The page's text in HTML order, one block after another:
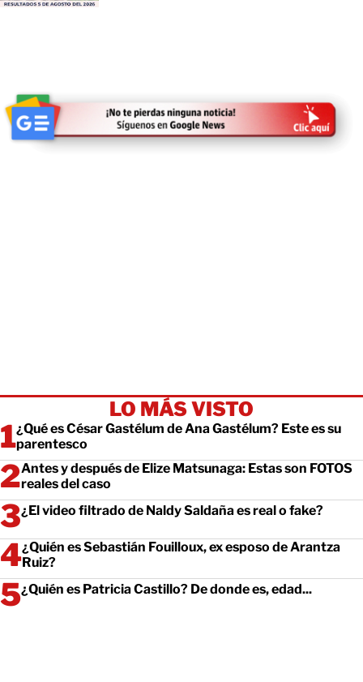
LO MÁS VISTO
¿Qué es César Gastélum de Ana Gastélum? Este es su
parentesco
Antes y después de Elize Matsunaga: Estas son FOTOS
reales del caso
¿El video filtrado de Naldy Saldaña es real o fake?
¿Quién es Sebastián Fouilloux, ex esposo de Arantza
Ruiz?
¿Quién es Patricia Castillo? De donde es, edad...